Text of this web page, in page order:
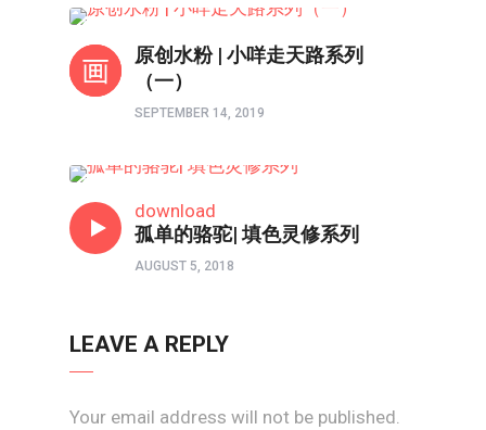
原创水粉 | 小咩走天路系列
（一）
SEPTEMBER 14, 2019
download
孤单的骆驼| 填色灵修系列
AUGUST 5, 2018
LEAVE A REPLY
Your email address will not be published.